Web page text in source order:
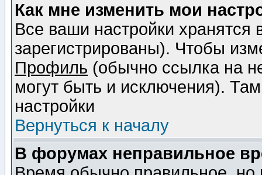
Как мне изменить мои
Все ваши настройки
зарегистрированы). Чтобы
Профиль (обычно ссылка на
могут быть и исключения).
настройки
Вернуться к началу
В форумах неправильное